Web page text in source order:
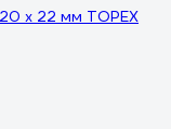
x 22 мм TOPEX